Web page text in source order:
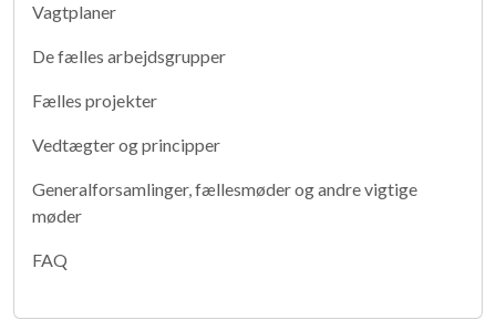
Vagtplaner
De fælles arbejdsgrupper
Fælles projekter
Vedtægter og principper
Generalforsamlinger, fællesmøder og andre vigtige
møder
FAQ